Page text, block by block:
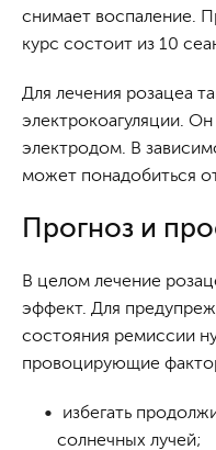
снимает воспаление.
курс состоит из 10
Для лечения розацеа
электрокоагуляции.
электродом. В
может понадобиться
Прогноз и
В целом лечение
эффект. Для
состояния ремиссии
провоцирующие
избегать
солнечных лучей;